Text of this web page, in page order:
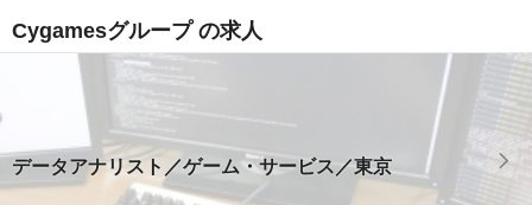
Cygamesグループ の求人
データアナリスト／ゲーム・サービス／東京